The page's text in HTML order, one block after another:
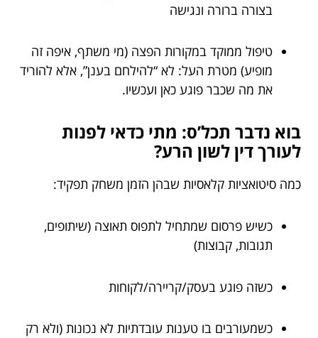
בצורה ברורה ונגישה
טיפול ממוקד במקורות הפצה (מי משתף, איפה זה
מופיע) מטרת העל: לא “להילחם בענן”, אלא להוריד
את מה שכבר פוגע כאן ועכשיו.
בוא נדבר תכל’ס: מתי כדאי לפנות
לעורך דין לשון הרע?
כמה סיטואציות קלאסיות שבהן הזמן משחק תפקיד:
כשיש פרסום שמתחיל לתפוס תאוצה (שיתופים,
תגובות, קבוצות)
כשזה פוגע בעסק/קריירה/לקוחות
כשמעורבים בו טענות עובדתיות לא נכונות (ולא רק